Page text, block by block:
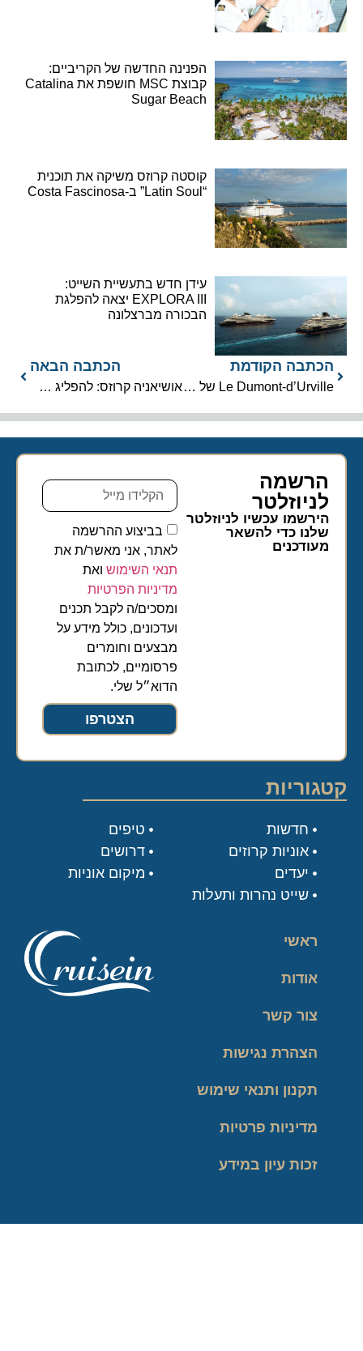
הפנינה החדשה של הקריביים:
קבוצת MSC חושפת את Catalina
Sugar Beach
קוסטה קרוזס משיקה את תוכנית
עידן חדש בתעשיית השייט:
EXPLORA III יצאה להפלגת
הבכורה מברצלונה
הכתבה הקודמת
Le Dumont-d’Urville של פוננט הצטרפה לצי
הכתבה הבאה
אושיאניה קרוזס: להפליג מחיפה לשייט יוקרתי
הרשמה
לניוזלטר​
הירשמו עכשיו לניוזלטר
שלנו כדי להשאר
מעודכנים
בביצוע ההרשמה
לאתר, אני מאשר/ת את
תנאי השימושואת
מדיניות הפרטיות
ומסכים/ה לקבל תכנים
ועדכונים, כולל מידע על
מבצעים וחומרים
פרסומיים, לכתובת
הדוא״ל שלי.
הצטרפו
ראשי
אודות
צור קשר
הצהרת נגישות
תקנון ותנאי שימוש
מדיניות פרטיות
זכות עיון במידע
קטגוריות
טיפים
דרושים
מיקום אוניות
חדשות
אוניות קרוזים
יעדים
שייט נהרות ותעלות